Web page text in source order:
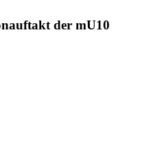
der mU10